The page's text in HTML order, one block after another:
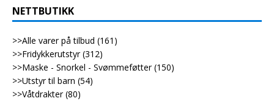
NETTBUTIKK
>>Alle varer på tilbud (161)
>>Fridykkerutstyr (312)
>>Maske - Snorkel - Svømmeføtter (150)
>>Utstyr til barn (54)
>>Våtdrakter (80)